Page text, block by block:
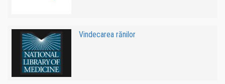
Vindecarea rănilor